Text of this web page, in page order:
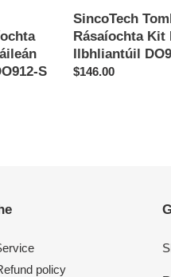
S
SincoTech
Rásaíochta Kit
Ilbhliantúil
Regular
$146.00
policy